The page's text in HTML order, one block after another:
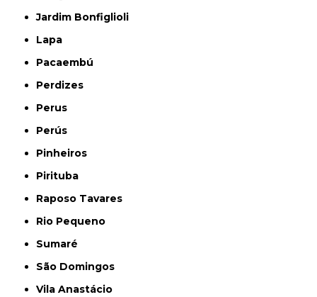
Jardim Bonfiglioli
Lapa
Pacaembú
Perdizes
Perus
Perús
Pinheiros
Pirituba
Raposo Tavares
Rio Pequeno
Sumaré
São Domingos
Vila Anastácio